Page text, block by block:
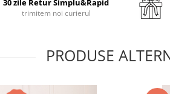
30 zile Retur Simplu&Rapid
trimitem noi curierul
PRODUSE